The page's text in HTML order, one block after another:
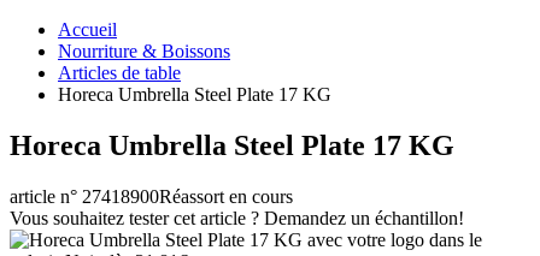
Accueil
Nourriture & Boissons
Articles de table
Horeca Umbrella Steel Plate 17 KG
Horeca Umbrella Steel Plate 17 KG
article n° 27418900Réassort en cours
Vous souhaitez tester cet article ? Demandez un échantillon!